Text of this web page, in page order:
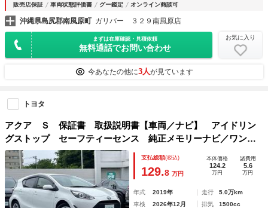
販売店保証 車両状態評価書 グー鑑定 オンライン商談可
沖縄県島尻郡南風原町 ガリバー ３２９南風原店
まずは在庫確認・見積依頼
無料通話でお問い合わせ
お気に入り
今あなたの他に3人が見ています
トヨタ
アクア Ｓ 保証書 取扱説明書【車両／ナビ】 アイドリン
グストップ セーフティーセンス 純正メモリーナビ／ワンセ
グ ＳＤ／ＣＤ／ＢＴ／ＡＵＸ バックカメラ ＥＴＣ ドラ
イブレコーダー キーレスキー スペアキー
支払総額(税込)
129.8 万円
本体価格
124.2
万円
諸費用
5.6
万円
年式 2019年 走行
5.0万km
車検
2026年12月 排気
1500cc